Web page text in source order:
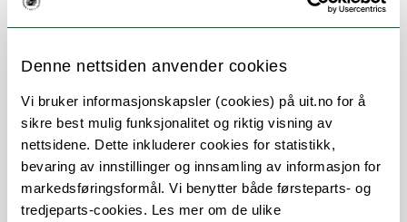
Denne nettsiden anvender cookies
Vi bruker informasjonskapsler (cookies) på uit.no for å
sikre best mulig funksjonalitet og riktig visning av
nettsidene. Dette inkluderer cookies for statistikk,
bevaring av innstillinger og innsamling av informasjon for
markedsføringsformål. Vi benytter både førsteparts- og
tredjeparts-cookies. Les mer om de ulike
Om
Forskning og undervisning
Publikasjoner
Her finner du meg
Stillingsbeskrivelse